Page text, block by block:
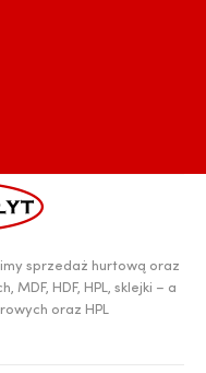
sprzedaż hurtową oraz
HDF, HPL, sklejki – a
oraz HPL